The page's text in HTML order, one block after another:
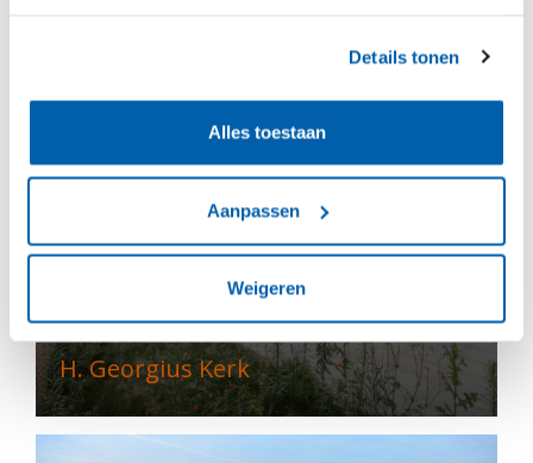
Details tonen
Alles toestaan
Aanpassen
Weigeren
H. Georgius Kerk